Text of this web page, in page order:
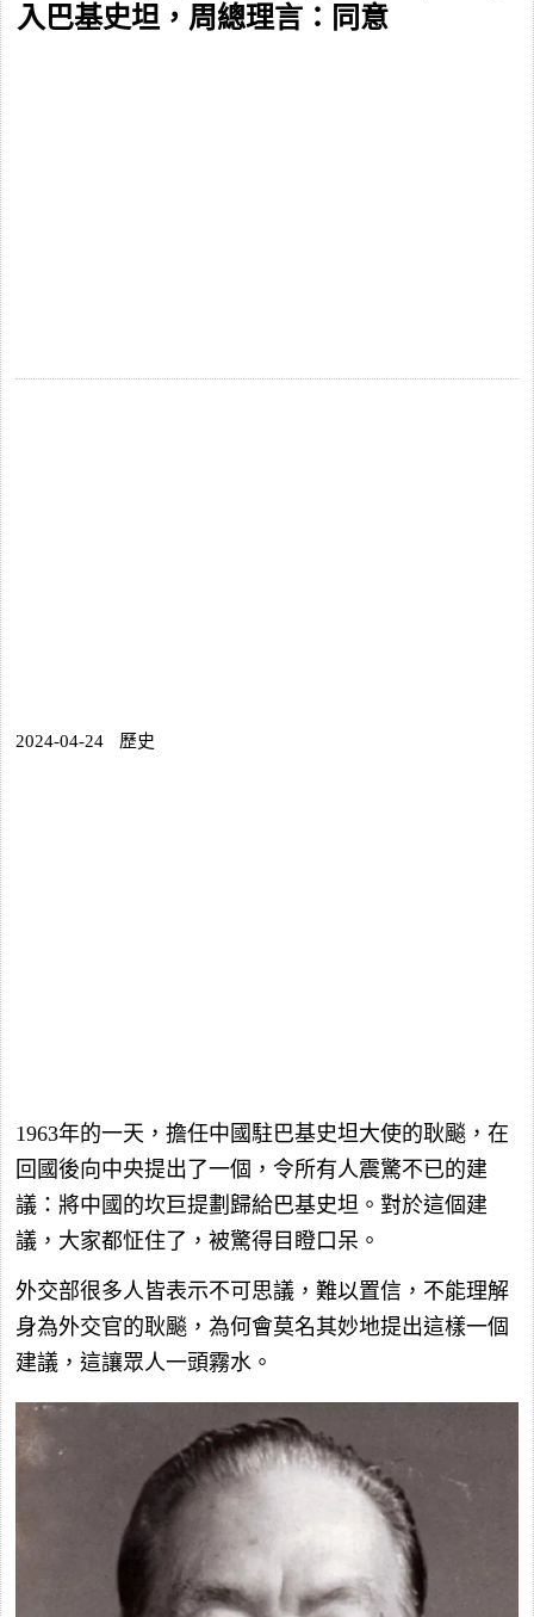
入巴基史坦，周總理言：同意
2024-04-24 歷史
1963年的一天，擔任中國駐巴基史坦大使的耿飈，在
回國後向中央提出了一個，令所有人震驚不已的建
議：將中國的坎巨提劃歸給巴基史坦。對於這個建
議，大家都怔住了，被驚得目瞪口呆。
外交部很多人皆表示不可思議，難以置信，不能理解
身為外交官的耿飈，為何會莫名其妙地提出這樣一個
建議，這讓眾人一頭霧水。